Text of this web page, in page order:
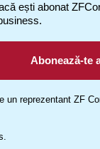
ești abonat
Abonează-te
un reprezentant ZF